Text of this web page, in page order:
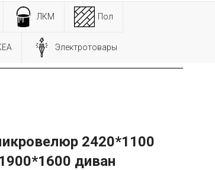
ЛКМ Пол
Электротовары
2420*1100
диван